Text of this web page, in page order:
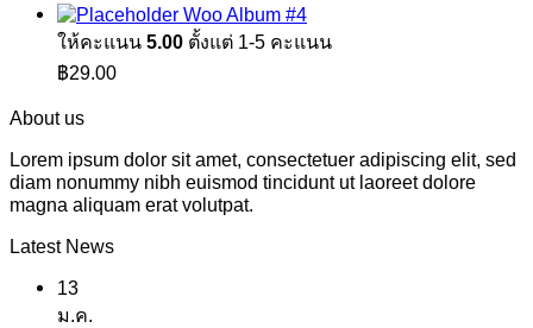
Woo Album #4
ให้คะแนน 5.00 ตั้งแต่ 1-5 คะแนน
฿29.00
About us
Lorem ipsum dolor sit amet, consectetuer adipiscing elit, sed
diam nonummy nibh euismod tincidunt ut laoreet dolore
magna aliquam erat volutpat.
Latest News
13
ม.ค.